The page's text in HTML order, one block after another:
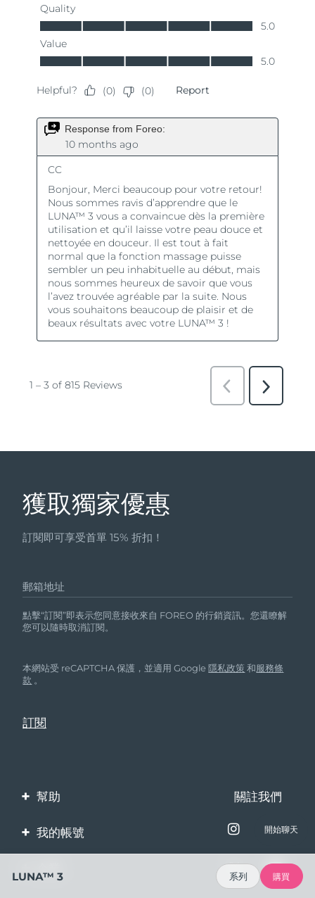
獲取獨家優惠
訂閱即可享受首單 15% 折扣！
郵箱地址
點擊“訂閱”即表示您同意接收來自 FOREO 的行銷資訊。您還瞭解
您可以隨時取消訂閱。
本網站受 reCAPTCHA 保護，並適用 Google隱私政策 和服務條
款 。
幫助
聯繫我們
訂單與運輸
保修與退換貨
關註我們
我的帳號 開始聊天
LUNA™ 3 系列 購買